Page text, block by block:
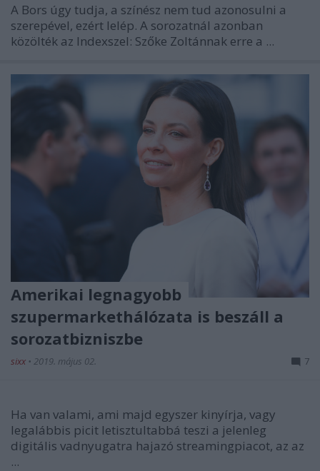
A Bors úgy tudja, a színész nem tud azonosulni a
szerepével, ezért lelép. A sorozatnál azonban
közölték az Indexszel: Szőke Zoltánnak erre a ...
Amerikai legnagyobb
szupermarkethálózata is beszáll a
sorozatbizniszbe
sixx • 2019. május 02. 7
Ha van valami, ami majd egyszer kinyírja, vagy
legalábbis picit letisztultabbá teszi a jelenleg
digitális vadnyugatra hajazó streamingpiacot, az az
...